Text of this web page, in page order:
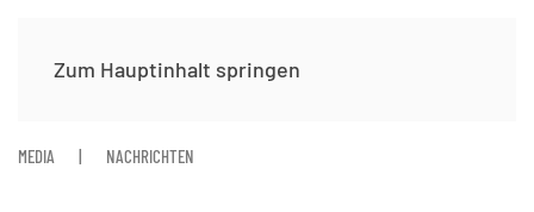
Zum Hauptinhalt springen
MEDIA NACHRICHTEN